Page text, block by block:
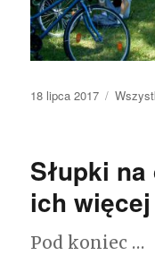
Opublikowano
18 lipca 2017
Słupki
ich więcej
Pod koniec …